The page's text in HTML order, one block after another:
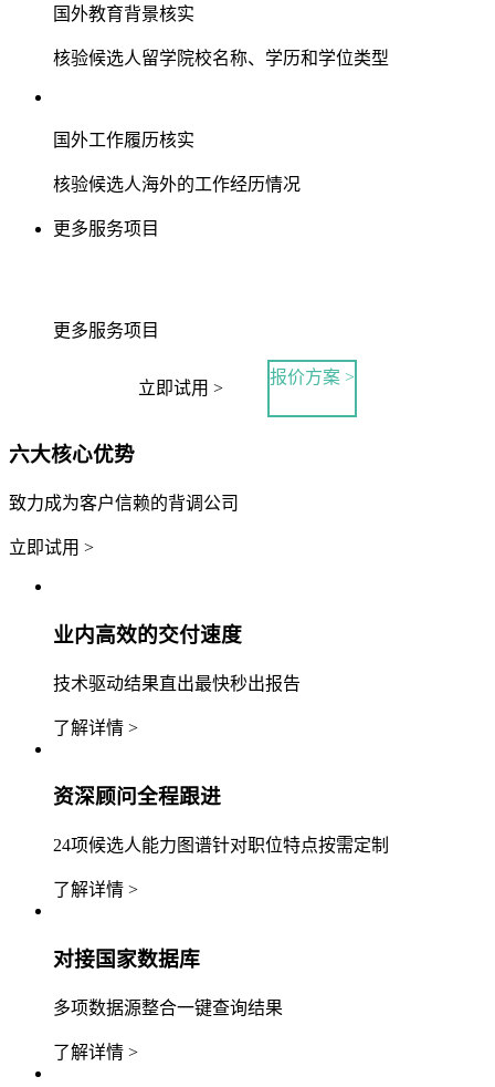
国外教育背景核实
核验候选人留学院校名称、学历和学位类型
国外工作履历核实
核验候选人海外的工作经历情况
更多服务项目
更多服务项目
立即试用 >
报价方案 >
六大核心优势
致力成为客户信赖的背调公司
立即试用 >
业内高效的交付速度
技术驱动结果直出最快秒出报告
了解详情 >
资深顾问全程跟进
24项候选人能力图谱针对职位特点按需定制
了解详情 >
对接国家数据库
多项数据源整合一键查询结果
了解详情 >